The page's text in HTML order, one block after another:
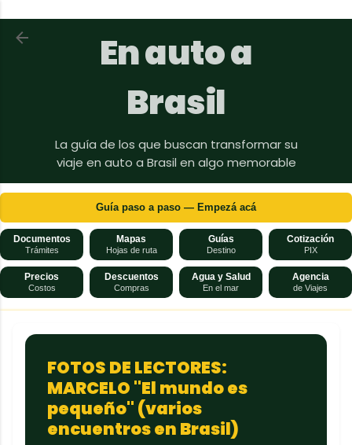
Ir al contenido principal
En auto a
Brasil
La guía de los que buscan transformar su
viaje en auto a Brasil en algo memorable
Guía paso a paso — Empezá acá
Documentos
Trámites
Mapas
Hojas de ruta
Guías
Destino
Cotización
PIX
Precios
Costos
Descuentos
Compras
Agua y Salud
En el mar
Agencia
de Viajes
FOTOS DE LECTORES:
MARCELO "El mundo es
pequeño" (varios
encuentros en Brasil)